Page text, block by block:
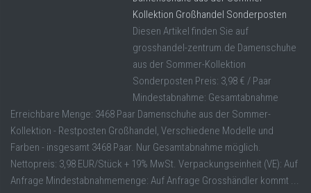
Kollektion Großhandel Sonderposten
Diesen Artikel finden Sie auf
grosshandel-zentrum.de Damenschuhe
aus der Sommer-Kollektion
Sonderposten Preis: 3,98 € / Paar
Mindestabnahme: Gesamtabnahme
Erreichbare Menge: 3468 Paar Damenschuhe aus der Sommer-
Kollektion - Restposten Großhandel, Verschiedene Modelle und
Farben - insgesamt 3468 Paar. Nur Gesamtabnahme möglich.
Nettopreis: 3,98 EUR/Stück + 19% MwSt. Verpackungseinheit (VE): Auf
Anfrage Mindestabnahmemenge: Auf Anfrage Grosshändler kommt ...